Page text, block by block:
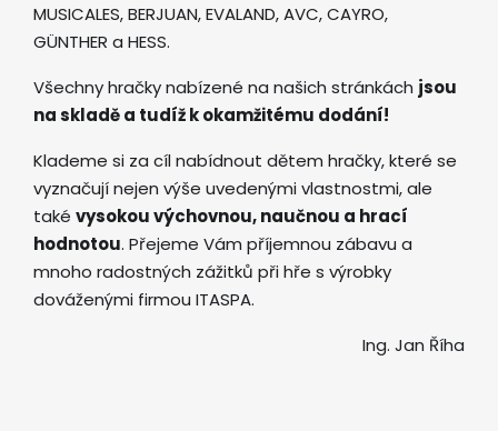
MUSICALES, BERJUAN, EVALAND, AVC, CAYRO,
GÜNTHER a HESS.
Všechny hračky nabízené na našich stránkách jsou
na skladě a tudíž k okamžitému dodání!
Klademe si za cíl nabídnout dětem hračky, které se
vyznačují nejen výše uvedenými vlastnostmi, ale
také vysokou výchovnou, naučnou a hrací
hodnotou. Přejeme Vám příjemnou zábavu a
mnoho radostných zážitků při hře s výrobky
dováženými firmou ITASPA.
Ing. Jan Říha